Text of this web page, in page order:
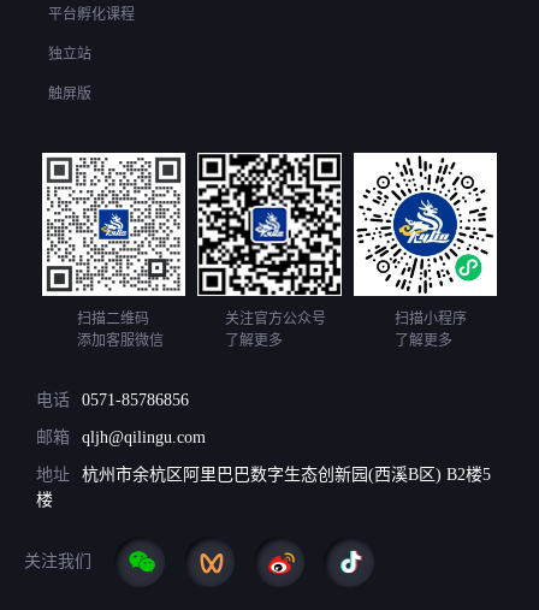
平台孵化课程
独立站
触屏版
扫描二维码
添加客服微信
关注官方公众号
了解更多
扫描小程序
了解更多
电话 0571-85786856
邮箱 qljh@qilingu.com
地址
杭州市余杭区阿里巴巴数字生态创新园(西溪B区) B2楼5
楼
关注我们